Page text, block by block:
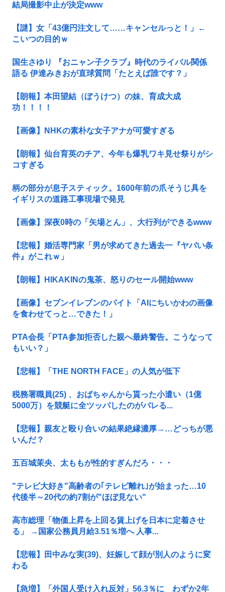
結局撮影中止が決定www
【謎】女「43億円注文して……キャンセルっと！」←
こいつの目的ｗ
国生さゆり 『おニャン子クラブ』時代のライバル関係
語る 伊達みきおが直球質問「たとえば誰です？」
【朗報】本田望結（ぼうけつ）の妹、育成大成
功！！！！
【画像】NHKの素朴な女子アナが可愛すぎる
【朗報】仙台育英のチア、今年も爆乳ワキ見せ祭りがシ
コすぎる
柄の部分が息子スティック。1600年前の爪そうじ具を
イギリスの道路工事現場で発見
【画像】深夜0時の「矢場とん」、大行列ができるwww
【悲報】婚活専門家「男が求めてきた過去一『ヤバい条
件』がこれｗ」
【朗報】HIKAKINの鬼茶、怒りのセール開始www
【画像】セブンイレブンのバイト「AIにちいかわの画像
を食わせてっと…できた！」
PTA会長「PTA参加拒否した親へ最終警告。こうなって
もいい？」
【悲報】「THE NORTH FACE」の人気が低下
税務署職員(25) 、おばちゃんから貰った小遣い（1億
5000万）を競艇に全ツッパしたのがバレる...
【悲報】親友と殴り合いの結果絶縁濃厚→…どっちが悪
いんだ？
五百城茉央、太ももが性的すぎんだろ・・・
"テレビ大好き"高齢者の｢テレビ離れ｣が始まった…10
代後半～20代の約7割が"ほぼ見ない"
高市総理「物価上昇を上回る賃上げを日本に定着させ
る」 →国家公務員月給3.51％増へ 人事...
【悲報】田中みな実(39)、妊娠して顔が別人のように変
わる
【急増】「外国人受け入れ反対」56.3％に わずか2年